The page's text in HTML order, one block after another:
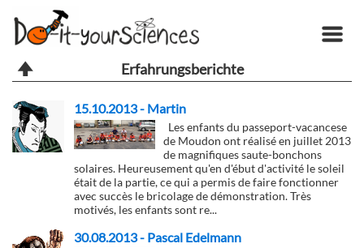
Erfahrungsberichte
15.10.2013 - Martin
Les enfants du passeport-vacancese
de Moudon ont réalisé en juillet 2013
de magnifiques saute-bonchons
solaires. Heureusement qu'en d'ébut d'activité le soleil
était de la partie, ce qui a permis de faire fonctionner
avec succès le bricolage de démonstration. Très
motivés, les enfants sont re...
30.08.2013 - Pascal Edelmann